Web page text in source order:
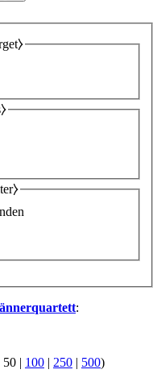
:
50 | 100 | 250 | 500)